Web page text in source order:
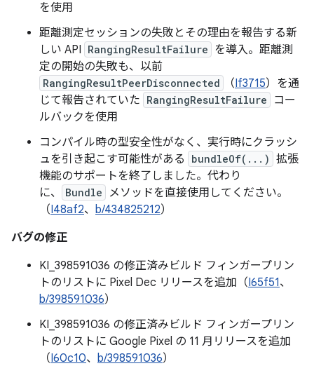
を使用
距離測定セッションの失敗とその理由を報告する新
しい API RangingResultFailure を導入。距離測
定の開始の失敗も、以前
RangingResultPeerDisconnected （If3715）を通
じて報告されていた RangingResultFailure
コー
ルバックを使用
コンパイル時の型安全性がなく、実行時にクラッシ
ュを引き起こす可能性がある
bundleOf(...) 拡張
機能のサポートを終了しました。代わり
に、
Bundle
メソッドを直接使用してください。
（I48af2、 b/434825212）
バグの修正
KI_398591036 の修正済みビルド フィンガープリン
トのリストに Pixel Dec リリースを追加（I65f51、
b/398591036）
KI_398591036 の修正済みビルド フィンガープリン
トのリストに Google Pixel の 11 月リリースを追加
（I60c10、 b/398591036）